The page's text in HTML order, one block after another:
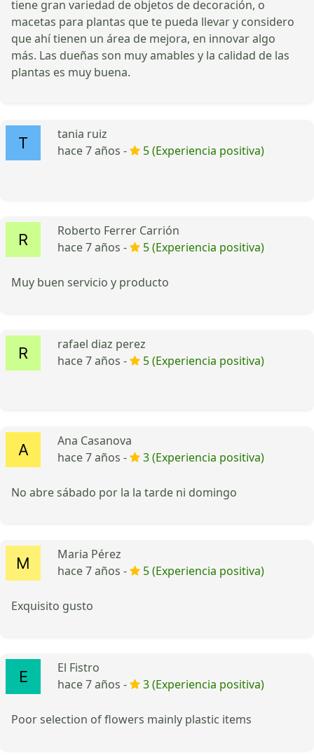
tiene gran variedad de objetos de decoración, o
macetas para plantas que te pueda llevar y considero
que ahí tienen un área de mejora, en innovar algo
más. Las dueñas son muy amables y la calidad de las
plantas es muy buena.
tania ruiz
hace 7 años -
5 (Experiencia positiva)
Roberto Ferrer Carrión
hace 7 años -
5 (Experiencia positiva)
Muy buen servicio y producto
rafael diaz perez
hace 7 años -
5 (Experiencia positiva)
Ana Casanova
hace 7 años -
3 (Experiencia positiva)
No abre sábado por la la tarde ni domingo
Maria Pérez
hace 7 años -
5 (Experiencia positiva)
Exquisito gusto
El Fistro
hace 7 años -
3 (Experiencia positiva)
Poor selection of flowers mainly plastic items